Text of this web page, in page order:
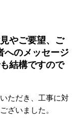
やご要望、ご
へのメッセージ
結構ですので
ただき、工事に対
ざいました。